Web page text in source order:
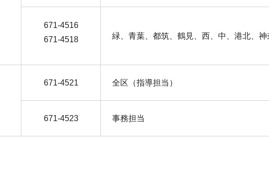
671-4516
671-4518
緑、青葉、都筑、鶴見、西、中、港北、神
671-4521 全区（指導担当）
671-4523 事務担当